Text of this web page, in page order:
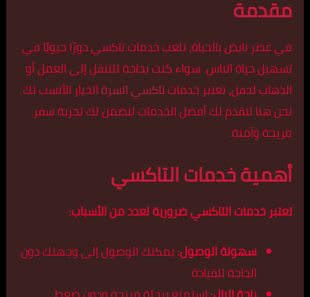
مقدمة
في عصر نابض بالحياة، تلعب خدمات تاكسي دورًا حيويًا في
تسهيل حياة الناس. سواء كنت بحاجة للتنقل إلى العمل أو
الذهاب لحفل، تعتبر خدماتتاكسي السرةالخيار الأنسب لك.
نحن هنا لنقدم لك أفضل الخدمات لنضمن لك تجربة سفر
مريحة وآمنة.
أهمية خدمات التاكسي
تعتبر خدمات التاكسي ضرورية لعدد من الأسباب:
سهولة الوصول:يمكنك الوصول إلى وجهتك دون
الحاجة للقيادة.